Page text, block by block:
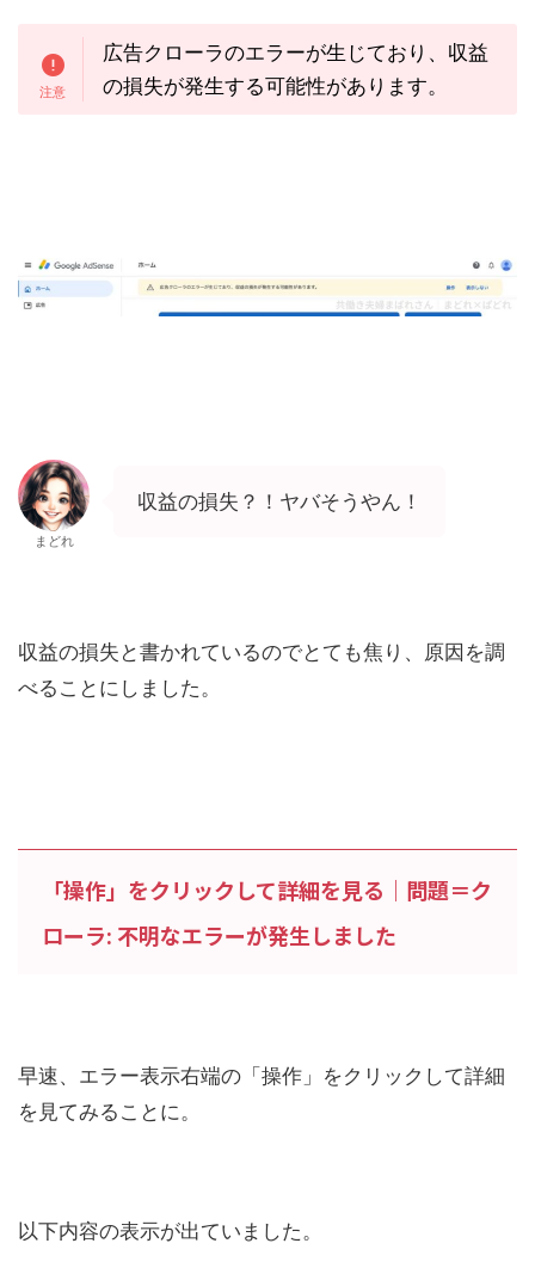
広告クローラのエラーが生じており、収益
の損失が発生する可能性があります。
まどれ
収益の損失？！ヤバそうやん！
収益の損失と書かれているのでとても焦り、原因を調
べることにしました。
「操作」をクリックして詳細を見る｜問題＝ク
ローラ: 不明なエラーが発生しました
早速、エラー表示右端の「操作」をクリックして詳細
を見てみることに。
以下内容の表示が出ていました。